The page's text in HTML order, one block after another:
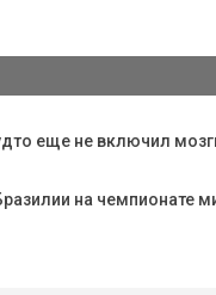
еще не включил
на чемпионате